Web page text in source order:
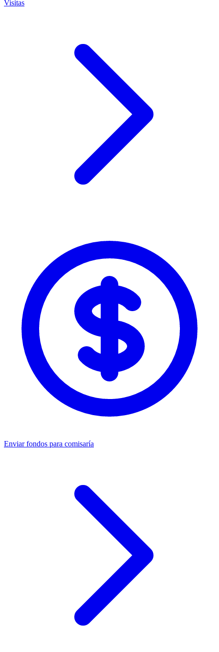
Visitas
Enviar fondos para comisaría